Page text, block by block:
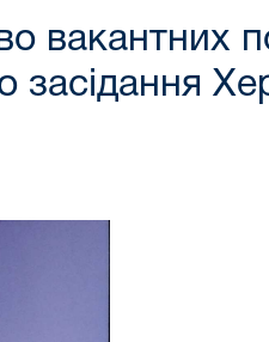
вакантних
засідання